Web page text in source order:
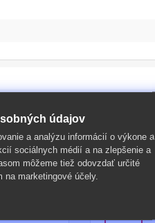
údajov
a analýzu informácií o výkone a
sociálnych médií a na zlepšenie a
môžeme tiež odovzdať určité
na marketingové účely.